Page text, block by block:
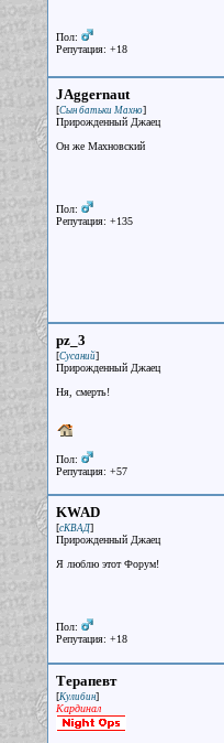
Пол:
Репутация: +18
JAggernaut
[Сын батьки Махно]
Прирожденный Джаец
Он же Махновский
Пол:
Репутация: +135
pz_3
[Сусаний]
Прирожденный Джаец
Ня, смерть!
Пол:
Репутация: +57
KWAD
[сКВАД]
Прирожденный Джаец
Я люблю этот Форум!
Пол:
Репутация: +18
Терапевт
[Кулибин]
Кардинал